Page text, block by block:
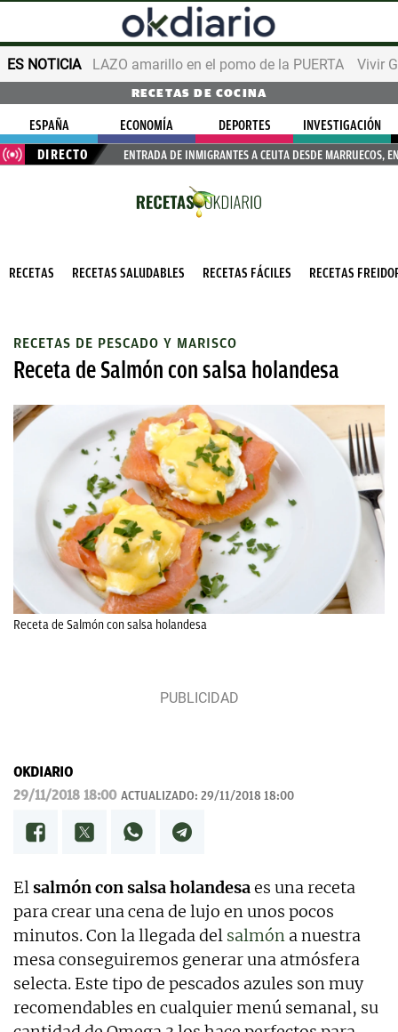
ES NOTICIA LAZO amarillo en el pomo de la PUERTA Vivir
RECETAS DE COCINA
ESPAÑA ECONOMÍA DEPORTES
INVESTIGACIÓN
DIRECTO
ENTRADA DE INMIGRANTES A CEUTA DESDE MARRUECOS,
RECETAS RECETAS SALUDABLES RECETAS FÁCILES RECETAS
RECETAS DE PESCADO Y MARISCO
Receta de Salmón con salsa holandesa
Receta de Salmón con salsa holandesa
OKDIARIO
29/11/2018 18:00 ACTUALIZADO: 29/11/2018 18:00
Elsalmón con salsa holandesaes una receta
para crear una cena de lujo en unos pocos
minutos. Con la llegada del salmón a nuestra
mesa conseguiremos generar una atmósfera
selecta. Este tipo de pescados azules son muy
recomendables en cualquier menú semanal, su